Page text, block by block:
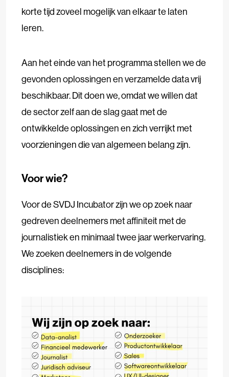
korte tijd zoveel mogelijk van elkaar te laten
leren.
Aan het einde van het programma stellen we de
gevonden oplossingen en verzamelde data vrij
beschikbaar. Dit doen we, omdat we willen dat
de sector zelf aan de slag gaat met de
ontwikkelde oplossingen en zich verrijkt met
voorzieningen die van algemeen belang zijn.
Voor wie?
Voor de SVDJ Incubator zijn we op zoek naar
gedreven deelnemers met affiniteit met de
journalistiek en minimaal twee jaar werkervaring.
We zoeken deelnemers in de volgende
disciplines: